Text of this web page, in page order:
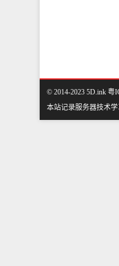
© 2014-2023 5D.ink 粤
本站记录服务器技术学